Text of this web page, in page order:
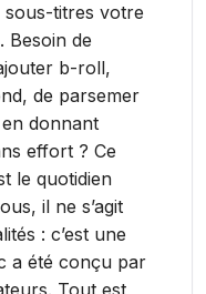
sous-titres votre
Besoin de
b-roll,
de parsemer
donnant
effort ? Ce
le quotidien
il ne s’agit
: c’est une
a été conçu par